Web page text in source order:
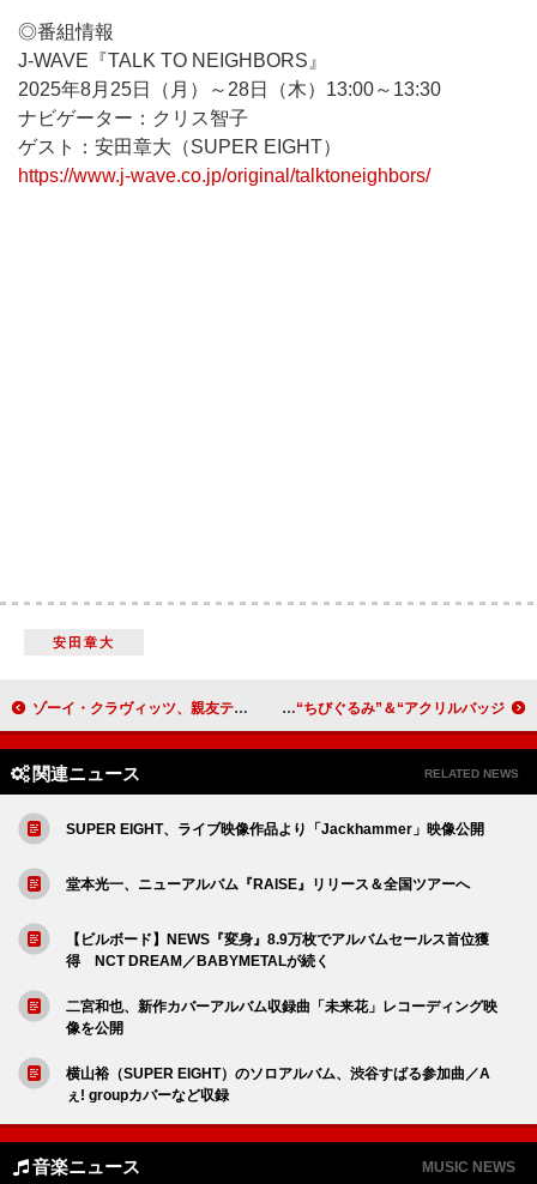
◎番組情報
J-WAVE『TALK TO NEIGHBORS』
2025年8月25日（月）～28日（木）13:00～13:30
ナビゲーター：クリス智子
ゲスト：安田章大（SUPER EIGHT）
https://www.j-wave.co.jp/original/talktoneighbors/
安田章大
ゾーイ・クラヴィッツ、親友テイラー・スウィフトのニューALを聴いたと明かす「本当に素晴らしい」 LE SSERAFIMの限定プライズが登場、「CRAZY」衣装の“ちびぐるみ”＆“アクリルバッジ”
関連ニュース RELATED NEWS
SUPER EIGHT、ライブ映像作品より「Jackhammer」映像公開
堂本光一、ニューアルバム『RAISE』リリース＆全国ツアーへ
【ビルボード】NEWS『変身』8.9万枚でアルバムセールス首位獲
得 NCT DREAM／BABYMETALが続く
二宮和也、新作カバーアルバム収録曲「未来花」レコーディング映
像を公開
横山裕（SUPER EIGHT）のソロアルバム、渋谷すばる参加曲／A
ぇ! groupカバーなど収録
音楽ニュース MUSIC NEWS